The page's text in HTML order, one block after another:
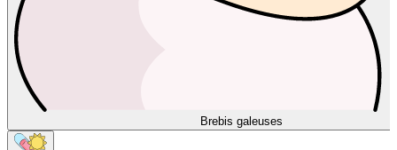
Brebis galeuses